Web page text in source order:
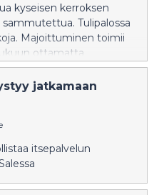
kyseisen kerroksen
sammutettua. Tulipalossa
Majoittuminen toimii
ottamatta
tältä päivältä on
ja pelastusviranomaisille
jatkamaan
itsepalvelun